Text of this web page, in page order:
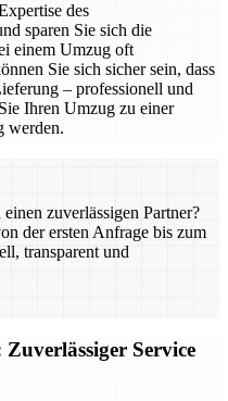
des
sparen Sie sich die
einem Umzug oft
Sie sich sicher sein, dass
– professionell und
Ihren Umzug zu einer
werden.
zuverlässigen Partner?
der ersten Anfrage bis zum
transparent und
Service